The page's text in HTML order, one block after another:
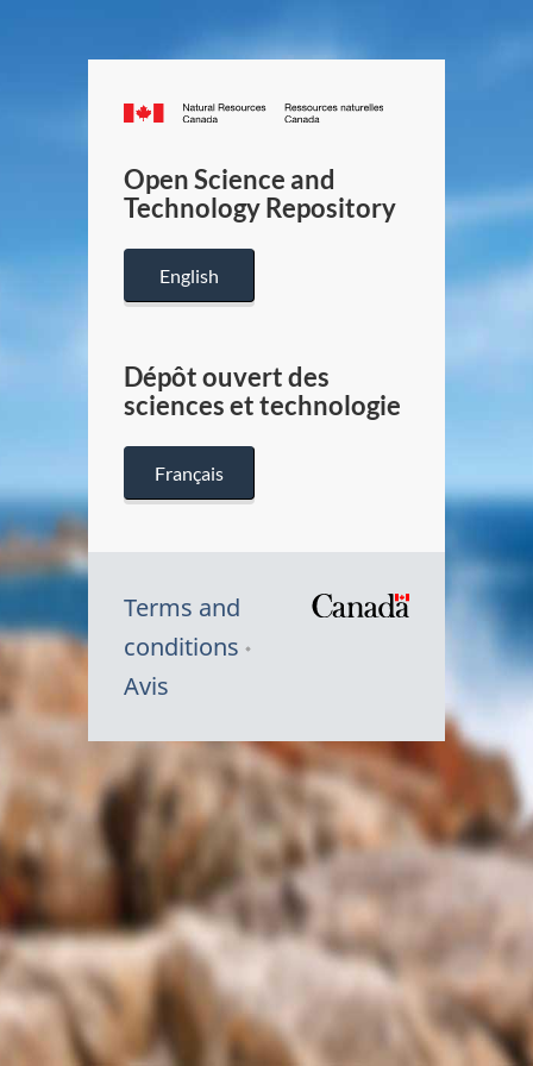
Canada.ca
/
Canada
Open Science and
Technology Repository
English
Dépôt ouvert des
sciences et technologie
Français
Terms and
conditions
Avis
Symbole
du
Canada